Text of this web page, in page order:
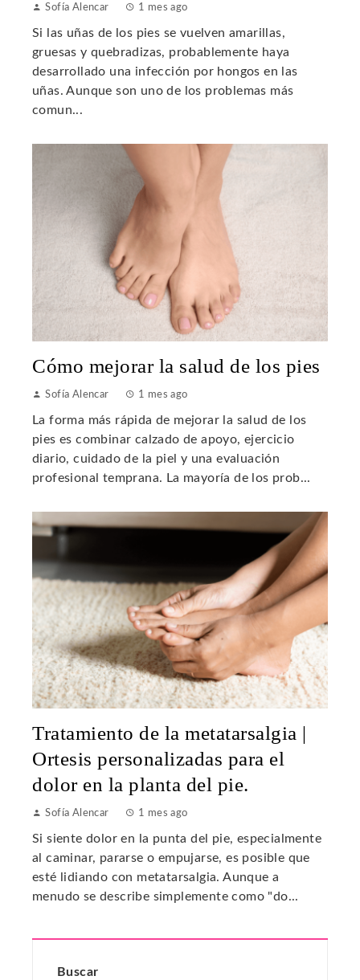
Sofía Alencar 1 mes ago
Si las uñas de los pies se vuelven amarillas,
gruesas y quebradizas, probablemente haya
desarrollado una infección por hongos en las
uñas. Aunque son uno de los problemas más
comun...
Cómo mejorar la salud de los pies
Sofía Alencar 1 mes ago
La forma más rápida de mejorar la salud de los
pies es combinar calzado de apoyo, ejercicio
diario, cuidado de la piel y una evaluación
profesional temprana. La mayoría de los prob...
Tratamiento de la metatarsalgia |
Ortesis personalizadas para el
dolor en la planta del pie.
Sofía Alencar 1 mes ago
Si siente dolor en la punta del pie, especialmente
al caminar, pararse o empujarse, es posible que
esté lidiando con metatarsalgia. Aunque a
menudo se describe simplemente como "do...
Buscar